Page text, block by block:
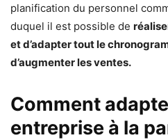
planification du personnel
duquel il est possible de
et d’adapter tout le
d’augmenter les ventes.
Comment
entreprise à la